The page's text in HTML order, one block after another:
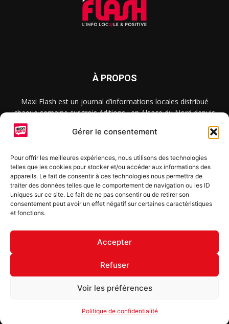
Gérer le consentement
Pour offrir les meilleures expériences, nous utilisons des technologies
telles que les cookies pour stocker et/ou accéder aux informations des
appareils. Le fait de consentir à ces technologies nous permettra de
traiter des données telles que le comportement de navigation ou les ID
uniques sur ce site. Le fait de ne pas consentir ou de retirer son
consentement peut avoir un effet négatif sur certaines caractéristiques
et fonctions.
Accepter
Refuser
Voir les préférences
Politique de confidentialité
À PROPOS
Maxi Flash est un journal d’informations locales distribué
chaque semaine sur trois éditions : en Alsace du Nord depuis
2015, dans les secteurs d’Obernai-Molsheim-Erstein depuis
2022, et à Colmar, Vignoble et Plaine depuis 2023.
SUIVEZ-NOUS
S'inscrire à la newsletter
© Copyright © 2022 Maxi Flash